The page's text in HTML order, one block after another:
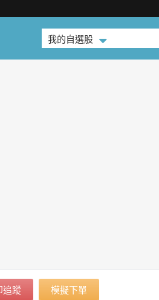
我的自選股
追蹤 模擬下單